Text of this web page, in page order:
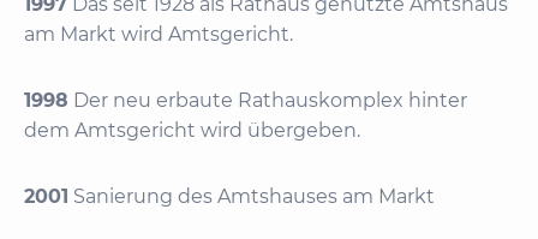
am Markt wird Amtsgericht.
1998 Der neu erbaute Rathauskomplex hinter
dem Amtsgericht wird übergeben.
2001 Sanierung des Amtshauses am Markt